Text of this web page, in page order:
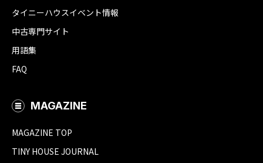
タイニーハウスイベント情報
中古専門サイト
用語集
FAQ
MAGAZINE
MAGAZINE TOP
TINY HOUSE JOURNAL